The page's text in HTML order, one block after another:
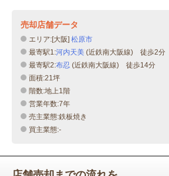
売却店舗データ
エリア:[大阪] 松原市
最寄駅1:河内天美 (近鉄南大阪線) 徒歩2分
最寄駅2:布忍 (近鉄南大阪線) 徒歩14分
面積:21坪
階数:地上1階
営業年数:7年
売主業態:鉄板焼き
買主業態:-